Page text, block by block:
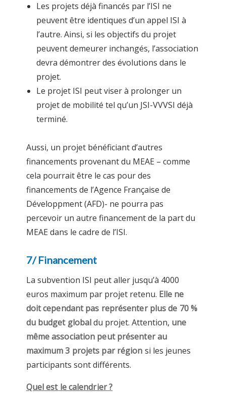
Les projets déjà financés par l’ISI ne
peuvent être identiques d’un appel ISI à
l’autre. Ainsi, si les objectifs du projet
peuvent demeurer inchangés, l’association
devra démontrer des évolutions dans le
projet.
Le projet ISI peut viser à prolonger un
projet de mobilité tel qu’un JSI-VVVSI déjà
terminé.
Aussi, un projet bénéficiant d’autres
financements provenant du MEAE – comme
cela pourrait être le cas pour des
financements de l’Agence Française de
Développment (AFD)- ne pourra pas
percevoir un autre financement de la part du
MEAE dans le cadre de l’ISI.
7/ Financement
La subvention ISI peut aller jusqu’à 4000
euros maximum par projet retenu. Elle ne
doit cependant pas représenter plus de 70 %
du budget globaldu projet. Attention, une
même association peut présenter au
maximum 3 projets par région si les jeunes
participants sont différents.
Quel est le calendrier ?